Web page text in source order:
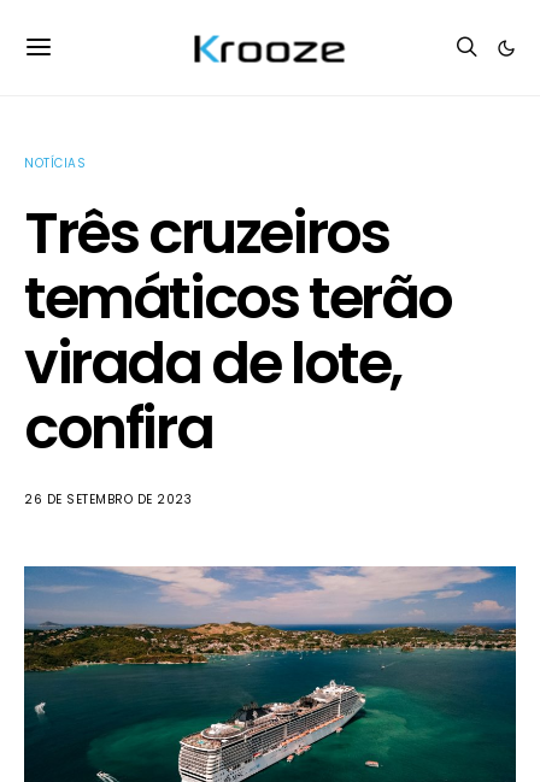
NOTÍCIAS
Três cruzeiros
temáticos terão
virada de lote,
confira
26 DE SETEMBRO DE 2023